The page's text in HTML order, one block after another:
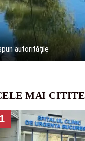
autoritățile
MAI CITITE
1